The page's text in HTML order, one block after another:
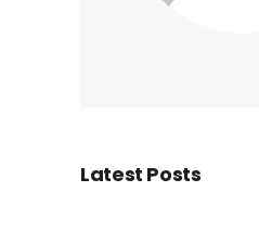
Latest Posts